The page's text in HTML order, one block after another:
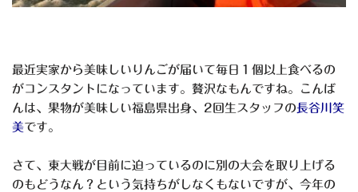
最近実家から美味しいりんごが届いて毎日１個以上食べるの
がコンスタントになっています。贅沢なもんですね。こんば
んは、果物が美味しい福島県出身、2回生スタッフの長谷川笑
美です。
さて、東大戦が目前に迫っているのに別の大会を取り上げる
のもどうなん？という気持ちがしなくもないですが、今年の